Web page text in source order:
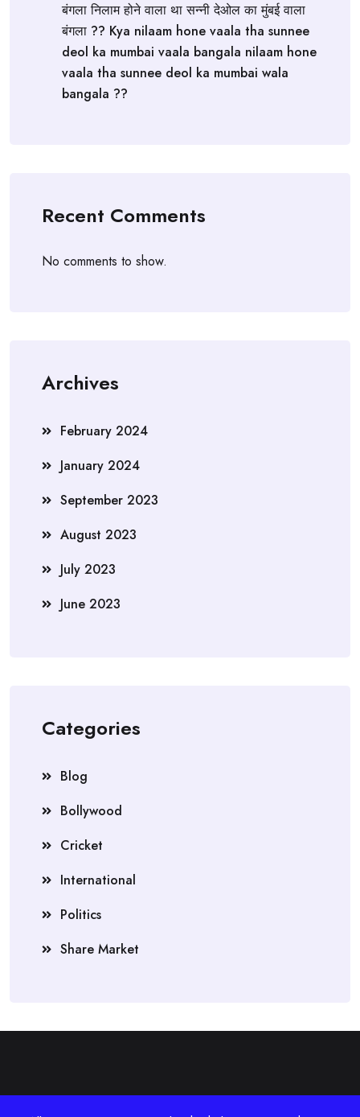
बंगला निलाम होने वाला था सन्नी देओल का मुंबई वाला
बंगला ?? Kya nilaam hone vaala tha sunnee
deol ka mumbai vaala bangala nilaam hone
vaala tha sunnee deol ka mumbai wala
bangala ??
Recent Comments
No comments to show.
Archives
February 2024
January 2024
September 2023
August 2023
July 2023
June 2023
Categories
Blog
Bollywood
Cricket
International
Politics
Share Market